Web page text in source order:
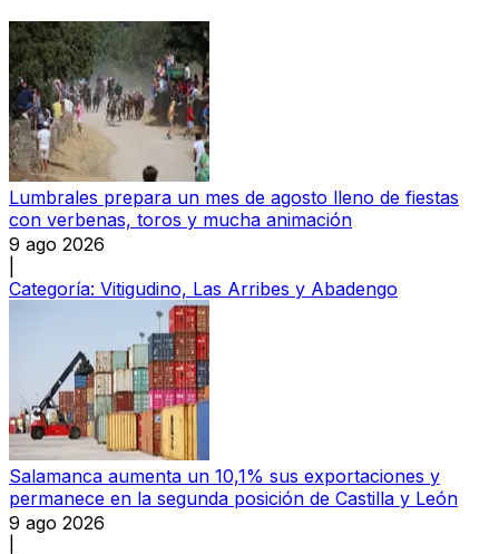
Lumbrales prepara un mes de agosto lleno de fiestas
con verbenas, toros y mucha animación
9 ago 2026
Categoría: Vitigudino, Las Arribes y Abadengo
Salamanca aumenta un 10,1% sus exportaciones y
permanece en la segunda posición de Castilla y León
9 ago 2026